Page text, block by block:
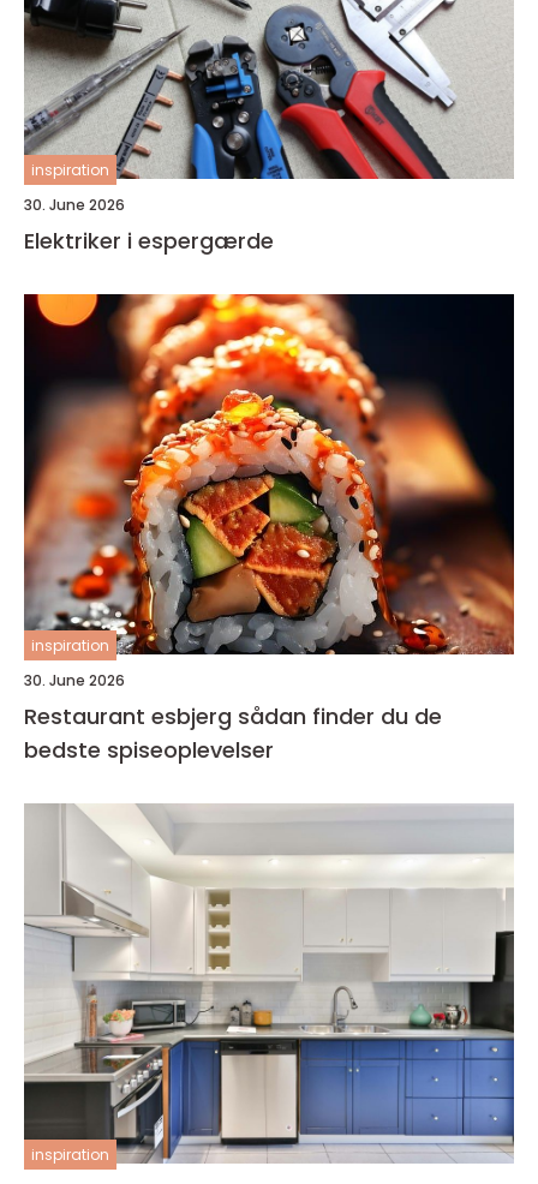
inspiration
30. June 2026
Elektriker i espergærde
inspiration
30. June 2026
Restaurant esbjerg sådan finder du de
bedste spiseoplevelser
inspiration